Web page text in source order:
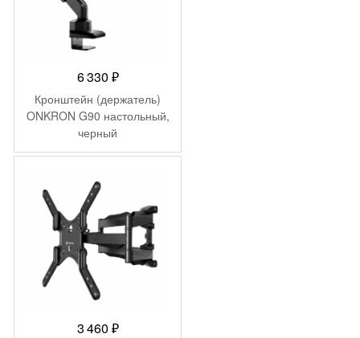
6 330 ₽
Кронштейн (держатель)
ONKRON G90 настольный,
черный
3 460 ₽